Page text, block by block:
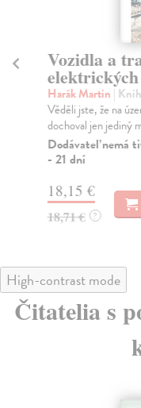
Vozidla a
Harák Martin |
Věděli jste, že na
dochoval jen jediný
Dodávateľ nemá
- 21 dní
18,15 €
18,71 € ?
High-contrast mode
Čitatelia s